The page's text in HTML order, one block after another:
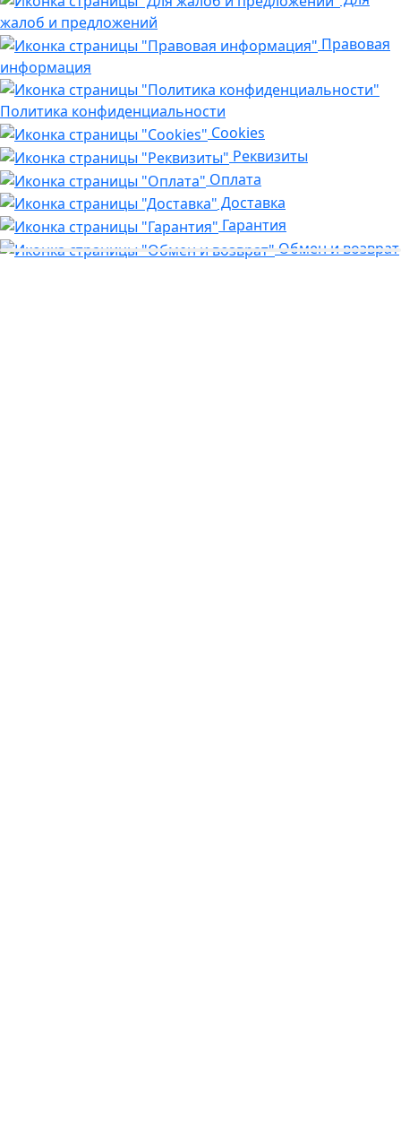
жалоб и предложений
Правовая
информация
Политика конфиденциальности
Cookies
Реквизиты
Оплата
Доставка
Гарантия
Обмен и возврат